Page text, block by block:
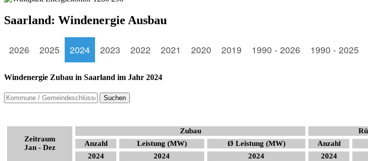
Saarland: Windenergie Ausbau
2026 2025 2024 2023 2022 2021 2020 2019 1990 - 2026 1990 - 2025
Windenergie Zubau in Saarland im Jahr 2024
Suchen
Zeitraum
Jan - Dez
Zubau
Anzahl
Leistung (MW) Ø Leistung (MW) Anzahl
2024
2024 2024 2024